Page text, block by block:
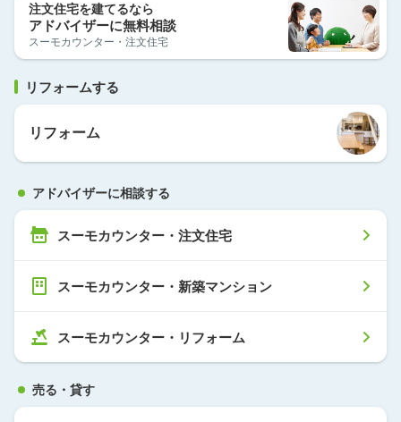
注文住宅を建てるなら
アドバイザーに無料相談
スーモカウンター・注文住宅
リフォームする
リフォーム
アドバイザーに相談する
スーモカウンター・注文住宅
スーモカウンター・新築マンション
スーモカウンター・リフォーム
売る・貸す